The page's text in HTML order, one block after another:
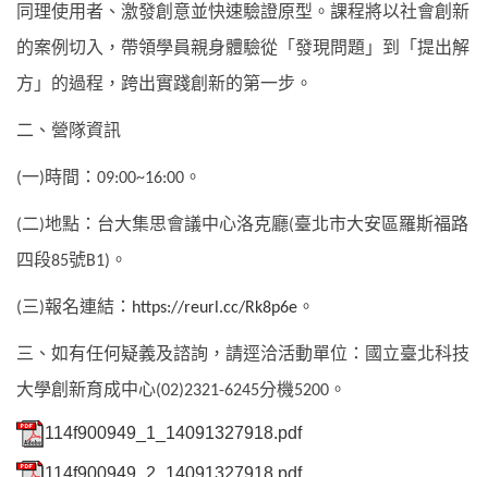
同理使用者、激發創意並快速驗證原型。課程將以社會創新
的案例切入，帶領學員親身體驗從「發現問題」到「提出解
方」的過程，跨出實踐創新的第一步。
二、營隊資訊
(一)時間： 09:00~16:00 。
(二)地點：台大集思會議中心洛克廳(臺北市大安區羅斯福路
四段85號B1) 。
(三)報名連結： https://reurl.cc/Rk8p6e 。
三、如有任何疑義及諮詢，請逕洽活動單位：國立臺北科技
大學創新育成中心(02)2321-6245分機5200 。
114f900949_1_14091327918.pdf
114f900949_2_14091327918.pdf